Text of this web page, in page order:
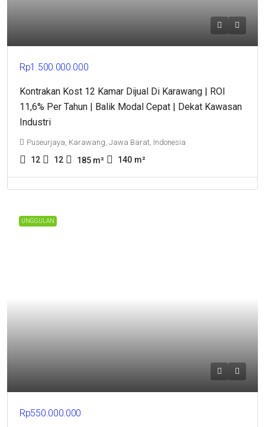
Rp1.500.000.000
Kontrakan Kost 12 Kamar Dijual Di Karawang | ROI
11,6% Per Tahun | Balik Modal Cepat | Dekat Kawasan
Industri
Puseurjaya, Karawang, Jawa Barat, Indonesia
12 12 185 m² 140 m²
UNGGULAN
Rp550.000.000